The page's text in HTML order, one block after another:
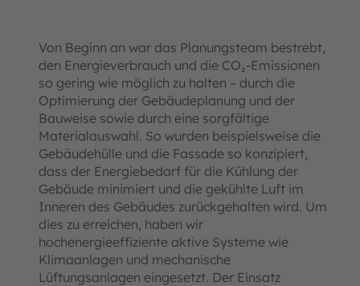
Von Beginn an war das Planungsteam bestrebt,
den Energieverbrauch und die CO₂-Emissionen
so gering wie möglich zu halten – durch die
Optimierung der Gebäudeplanung und der
Bauweise sowie durch eine sorgfältige
Materialauswahl. So wurden beispielsweise die
Gebäudehülle und die Fassade so konzipiert,
dass der Energiebedarf für die Kühlung der
Gebäude minimiert und die gekühlte Luft im
Inneren des Gebäudes zurückgehalten wird. Um
dies zu erreichen, haben wir
hochenergieeffiziente aktive Systeme wie
Klimaanlagen und mechanische
Lüftungsanlagen eingesetzt. Der Einsatz